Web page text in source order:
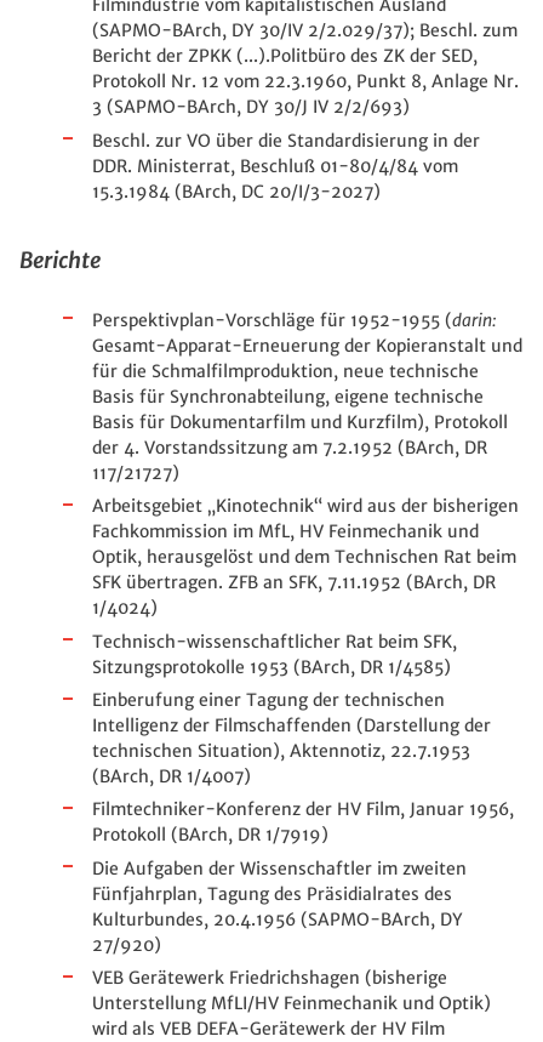
Filmindustrie vom kapitalistischen Ausland
(SAPMO-BArch, DY 30/IV 2/2.029/37); Beschl. zum
Bericht der ZPKK (...).Politbüro des ZK der SED,
Protokoll Nr. 12 vom 22.3.1960, Punkt 8, Anlage Nr.
3 (SAPMO-BArch, DY 30/J IV 2/2/693)
Beschl. zur VO über die Standardisierung in der
DDR. Ministerrat, Beschluß 01-80/4/84 vom
15.3.1984 (BArch, DC 20/I/3-2027)
Berichte
Perspektivplan-Vorschläge für 1952-1955 (darin:
Gesamt-Apparat-Erneuerung der Kopieranstalt und
für die Schmalfilmproduktion, neue technische
Basis für Synchronabteilung, eigene technische
Basis für Dokumentarfilm und Kurzfilm), Protokoll
der 4. Vorstandssitzung am 7.2.1952 (BArch, DR
117/21727)
Arbeitsgebiet „Kinotechnik“ wird aus der bisherigen
Fachkommission im MfL, HV Feinmechanik und
Optik, herausgelöst und dem Technischen Rat beim
SFK übertragen. ZFB an SFK, 7.11.1952 (BArch, DR
1/4024)
Technisch-wissenschaftlicher Rat beim SFK,
Sitzungsprotokolle 1953 (BArch, DR 1/4585)
Einberufung einer Tagung der technischen
Intelligenz der Filmschaffenden (Darstellung der
technischen Situation), Aktennotiz, 22.7.1953
(BArch, DR 1/4007)
Filmtechniker-Konferenz der HV Film, Januar 1956,
Protokoll (BArch, DR 1/7919)
Die Aufgaben der Wissenschaftler im zweiten
Fünfjahrplan, Tagung des Präsidialrates des
Kulturbundes, 20.4.1956 (SAPMO-BArch, DY
27/920)
VEB Gerätewerk Friedrichshagen (bisherige
Unterstellung MfLI/HV Feinmechanik und Optik)
wird als VEB DEFA-Gerätewerk der HV Film